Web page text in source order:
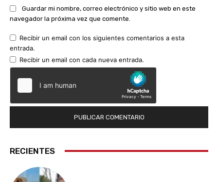
Guardar mi nombre, correo electrónico y sitio web en este
navegador la próxima vez que comente.
Recibir un email con los siguientes comentarios a esta
entrada.
Recibir un email con cada nueva entrada.
RECIENTES